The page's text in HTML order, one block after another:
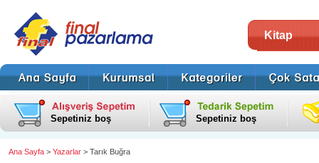
Kitap
Sepetiniz boş Sepetiniz boş
Ana Sayfa > Yazarlar > Tarık Buğra